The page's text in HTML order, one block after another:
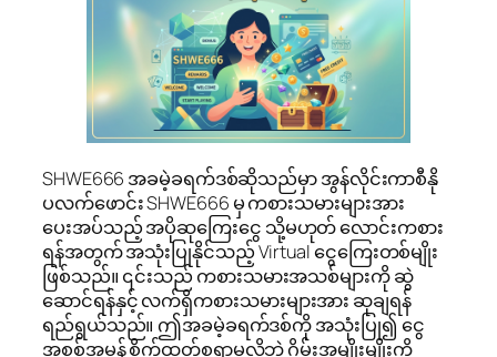
SHWE666 အခမဲ့ခရက်ဒစ်ဆိုသည်မှာ အွန်လိုင်းကာစီနို
ပလက်ဖောင်း SHWE666 မှ ကစားသမားများအား
ပေးအပ်သည့် အပိုဆုကြေးငွေ သို့မဟုတ် လောင်းကစား
ရန်အတွက် အသုံးပြုနိုင်သည့် Virtual ငွေကြေးတစ်မျိုး
ဖြစ်သည်။ ၎င်းသည် ကစားသမားအသစ်များကို ဆွဲ
ဆောင်ရန်နှင့် လက်ရှိကစားသမားများအား ဆုချရန်
ရည်ရွယ်သည်။ ဤအခမဲ့ခရက်ဒစ်ကို အသုံးပြု၍ ငွေ
အစစ်အမှန် စိုက်ထုတ်စရာမလိုဘဲ ဂိမ်းအမျိုးမျိုးကို